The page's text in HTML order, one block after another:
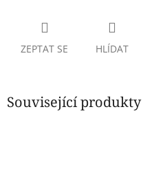
ZEPTAT SE HLÍDAT
Související produkty